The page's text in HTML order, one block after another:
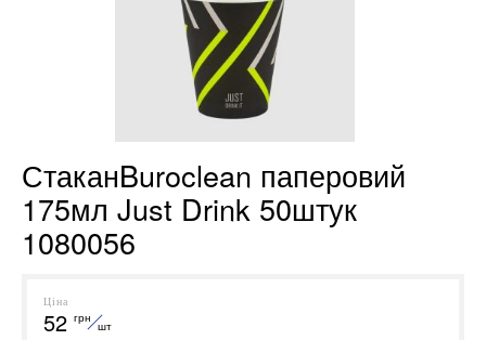
СтаканBuroclean паперовий
175мл Just Drink 50штук
1080056
Ціна
52 грн
шт